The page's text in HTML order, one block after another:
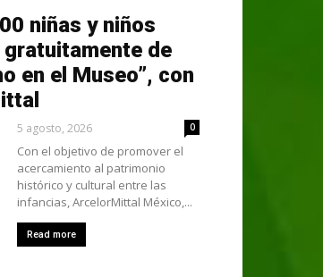
niñas y niños
de
en el Museo”, con
5 agosto, 2026 0
Con el objetivo de promover el
acercamiento al patrimonio
histórico y cultural entre las
infancias, ArcelorMittal México,...
Read more